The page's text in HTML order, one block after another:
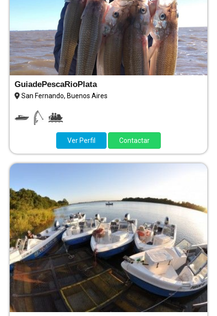
GuiadePescaRioPlata
San Fernando, Buenos Aires
Ver Perfil Contactar